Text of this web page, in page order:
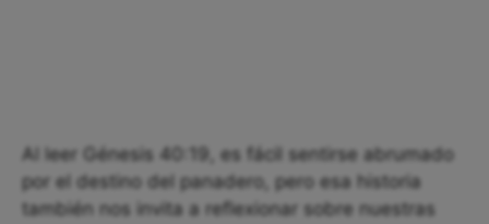
Al leer Génesis 40:19, es fácil sentirse abrumado
por el destino del panadero, pero esa historia
también nos invita a reflexionar sobre nuestras